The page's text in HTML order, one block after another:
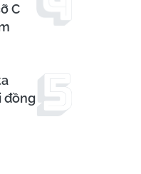
C
đồng